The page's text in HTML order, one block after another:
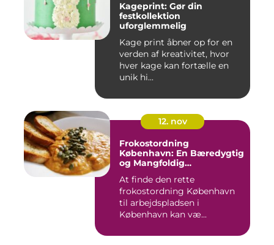
Kageprint: Gør din
festkollektion
uforglemmelig
Kage print åbner op for en
verden af kreativitet, hvor
hver kage kan fortælle en
unik hi...
12. nov
Frokostordning
København: En Bæredygtig
og Mangfoldig
At finde den rette
frokostordning København
til arbejdspladsen i
København kan væ...